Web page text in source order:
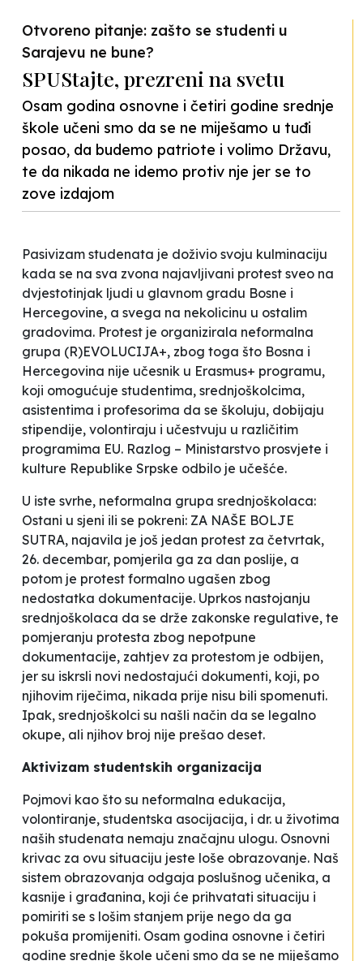
Otvoreno pitanje: zašto se studenti u
Sarajevu ne bune?
SPUStajte, prezreni na svetu
Osam godina osnovne i četiri godine srednje
škole učeni smo da se ne miješamo u tuđi
posao, da budemo patriote i volimo Državu,
te da nikada ne idemo protiv nje jer se to
zove izdajom
Pasivizam studenata je doživio svoju kulminaciju
kada se na sva zvona najavljivani protest sveo na
dvjestotinjak ljudi u glavnom gradu Bosne i
Hercegovine, a svega na nekolicinu u ostalim
gradovima. Protest je organizirala neformalna
grupa (R)EVOLUCIJA+, zbog toga što Bosna i
Hercegovina nije učesnik u Erasmus+ programu,
koji omogućuje studentima, srednjoškolcima,
asistentima i profesorima da se školuju, dobijaju
stipendije, volontiraju i učestvuju u različitim
programima EU. Razlog – Ministarstvo prosvjete i
kulture Republike Srpske odbilo je učešće.
U iste svrhe, neformalna grupa srednjoškolaca:
Ostani u sjeni ili se pokreni: ZA NAŠE BOLJE
SUTRA, najavila je još jedan protest za četvrtak,
26. decembar, pomjerila ga za dan poslije, a
potom je protest formalno ugašen zbog
nedostatka dokumentacije. Uprkos nastojanju
srednjoškolaca da se drže zakonske regulative, te
pomjeranju protesta zbog nepotpune
dokumentacije, zahtjev za protestom je odbijen,
jer su iskrsli novi nedostajući dokumenti, koji, po
njihovim riječima, nikada prije nisu bili spomenuti.
Ipak, srednjoškolci su našli način da se legalno
okupe, ali njihov broj nije prešao deset.
Aktivizam studentskih organizacija
Pojmovi kao što su neformalna edukacija,
volontiranje, studentska asocijacija, i dr. u životima
naših studenata nemaju značajnu ulogu. Osnovni
krivac za ovu situaciju jeste loše obrazovanje. Naš
sistem obrazovanja odgaja poslušnog učenika, a
kasnije i građanina, koji će prihvatati situaciju i
pomiriti se s lošim stanjem prije nego da ga
pokuša promijeniti. Osam godina osnovne i četiri
godine srednje škole učeni smo da se ne miješamo